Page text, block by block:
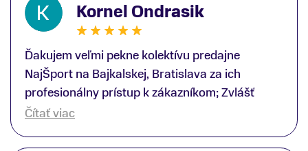
Kornel Ondrasik
Ďakujem veľmi pekne kolektívu predajne
NajŠport na Bajkalskej, Bratislava za ich
profesionálny prístup k zákazníkom; Zvlášť
ďakujem špecialistovi Martinovi Gunišovi za
Čítať viac